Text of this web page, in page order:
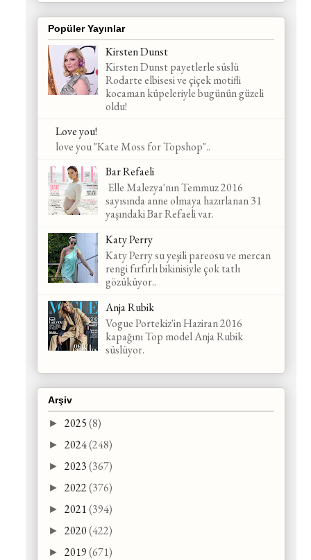
Popüler Yayınlar
Kirsten Dunst
Kirsten Dunst payetlerle süslü
Rodarte elbisesi ve çiçek motifli
kocaman küpeleriyle bugünün güzeli
oldu!
Love you!
love you "Kate Moss for Topshop"..
Bar Refaeli
Elle Malezya'nın Temmuz 2016
sayısında anne olmaya hazırlanan 31
yaşındaki Bar Refaeli var.
Katy Perry
Katy Perry su yeşili pareosu ve mercan
rengi fırfırlı bikinisiyle çok tatlı
gözüküyor..
Anja Rubik
Vogue Portekiz'in Haziran 2016
kapağını Top model Anja Rubik
süslüyor.
Arşiv
► 2025(8)
► 2024(248)
► 2023(367)
► 2022(376)
► 2021(394)
► 2020(422)
► 2019(671)